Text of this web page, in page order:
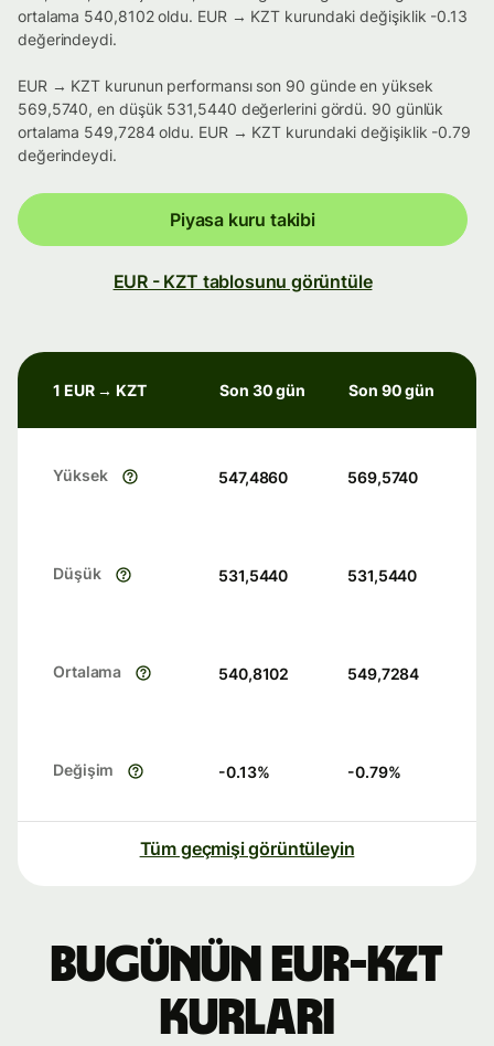
ortalama 540,8102 oldu. EUR → KZT kurundaki değişiklik -0.13
değerindeydi.
EUR → KZT kurunun performansı son 90 günde en yüksek
569,5740, en düşük 531,5440 değerlerini gördü. 90 günlük
ortalama 549,7284 oldu. EUR → KZT kurundaki değişiklik -0.79
değerindeydi.
Piyasa kuru takibi
EUR - KZT tablosunu görüntüle
1 EUR → KZT Son 30 gün Son 90 gün
Yüksek 547,4860 569,5740
Düşük 531,5440 531,5440
Ortalama 540,8102 549,7284
Değişim -0.13% -0.79%
Tüm geçmişi görüntüleyin
Bugünün EUR-KZT
kurları